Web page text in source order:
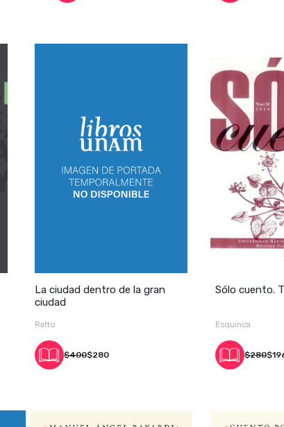
La ciudad dentro de la gran
ciudad
Ratto
$400$280
Sólo cuento.
Esquinca
$280